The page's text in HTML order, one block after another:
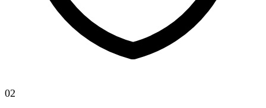
02